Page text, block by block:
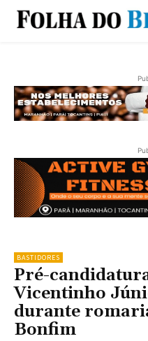
BASTIDORES
Pré-
Vicentinho
durante
Bonfim